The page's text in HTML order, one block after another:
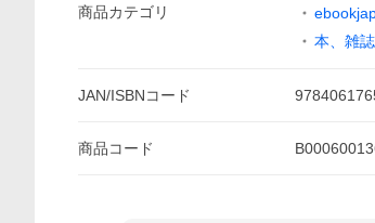
商品カテゴリ
本、雑
JAN/ISBNコード
商品コード